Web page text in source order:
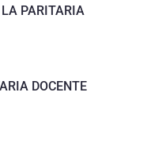
PARITARIA
DOCENTE